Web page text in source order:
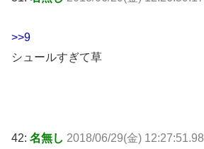
>>9
シュールすぎて草
42: 名無し 2018/06/29(金) 12:27:51.98